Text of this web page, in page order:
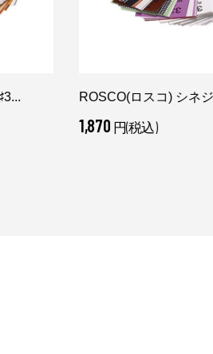
ROSCO(ロスコ) シネ
1,870 円(税込)